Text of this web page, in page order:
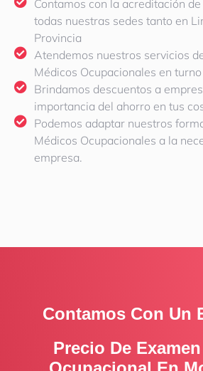
Contamos con la acreditación
todas nuestras sedes tanto en
Provincia
Atendemos nuestros servicios
Médicos Ocupacionales en
Brindamos descuentos a
importancia del ahorro en tus
Podemos adaptar nuestros
Médicos Ocupacionales a la
empresa.
Contamos Con Un
Precio De